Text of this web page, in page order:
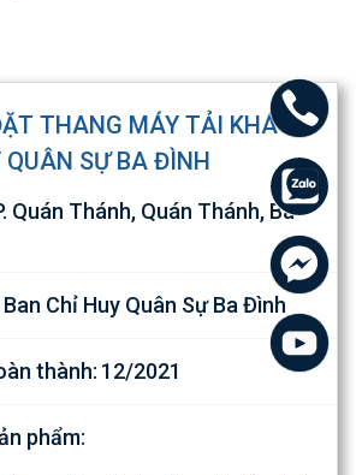
THANG MÁY TẢI KHÁCH
QUÂN SỰ BA ĐÌNH
Quán Thánh, Quán Thánh, Ba
Ban Chỉ Huy Quân Sự Ba Đình
thành: 12/2021
phẩm: